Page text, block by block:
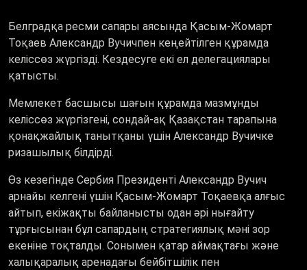
Белградқа ресми сапары аясында Қасым-Жомарт
Тоқаев Александр Вучичпен кеңейтілген құрамда
келіссөз жүргізді. Кездесуге екі ел делегациялары
қатысты.
Мемлекет басшысы шағын құрамда мазмұнды
келіссөз жүргізгені, сондай-ақ Қазақстан тарапына
қонақжайлық танытқаны үшін Александр Вучичке
ризашылық білдірді.
Өз кезегінде Сербия Президенті Александр Вучич
арнайы келгені үшін Қасым-Жомарт Тоқаевқа алғыс
айтып, екіжақты байланысты одан әрі нығайту
тұрғысынан бұл сапардың стратегиялық мәні зор
екеніне тоқталды. Сонымен қатар аймақтағы және
халықаралық аренадағы бейбітшілік пен